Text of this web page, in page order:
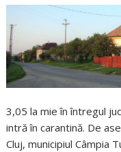
3,05 la mie în întregul
intră în carantină. De
Cluj, municipiul Câmpia